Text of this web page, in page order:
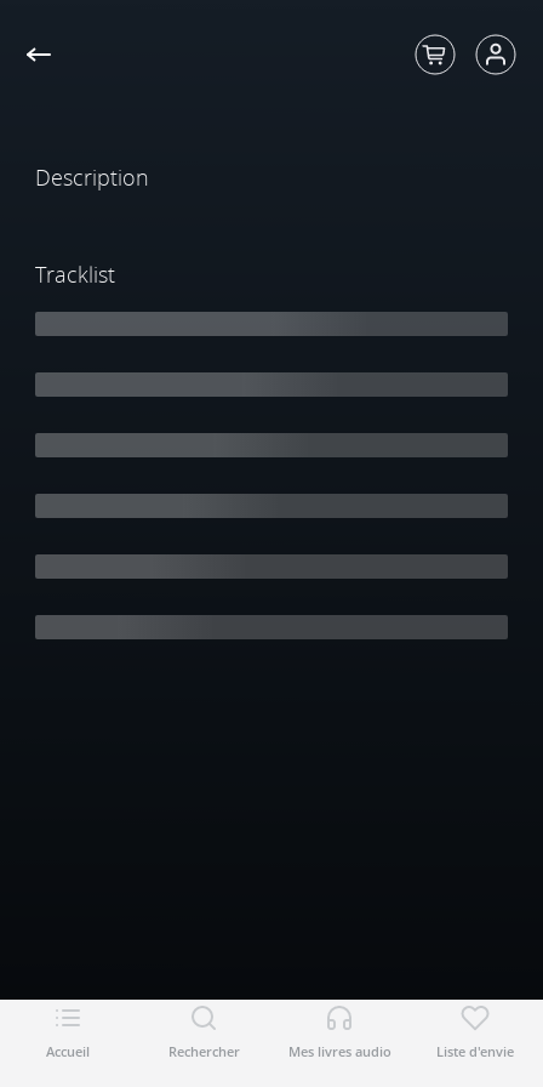
Accueil Rechercher Mes livres audio Liste d'envie
Description
Tracklist